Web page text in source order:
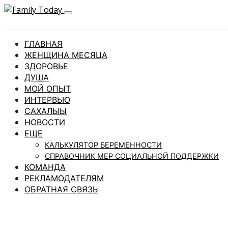
ГЛАВНАЯ
ЖЕНЩИНА МЕСЯЦА
ЗДОРОВЬЕ
ДУША
МОЙ ОПЫТ
ИНТЕРВЬЮ
САХАЛЫЫ
НОВОСТИ
ЕЩЕ
КАЛЬКУЛЯТОР БЕРЕМЕННОСТИ
СПРАВОЧНИК МЕР СОЦИАЛЬНОЙ ПОДДЕРЖКИ
КОМАНДА
РЕКЛАМОДАТЕЛЯМ
ОБРАТНАЯ СВЯЗЬ